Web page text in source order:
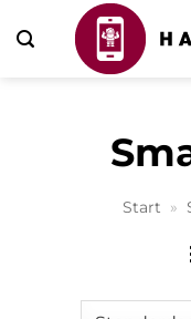
Inhalt
Start »